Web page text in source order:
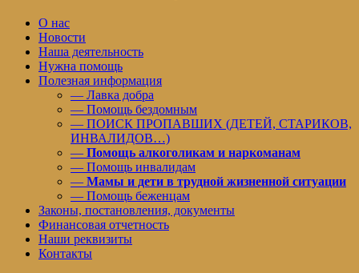
О нас
Новости
Наша деятельность
Нужна помощь
Полезная информация
— Лавка добра
— Помощь бездомным
— ПОИСК ПРОПАВШИХ (ДЕТЕЙ, СТАРИКОВ,
ИНВАЛИДОВ…)
— Помощь алкоголикам и наркоманам
— Помощь инвалидам
— Мамы и дети в трудной жизненной ситуации
— Помощь беженцам
Законы, постановления, документы
Финансовая отчетность
Наши реквизиты
Контакты